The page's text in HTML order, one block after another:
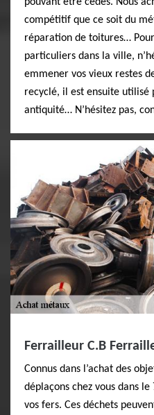
compétitif que ce soit du
réparation de toitures…
particuliers dans la ville,
emmener vos vieux restes
recyclé, il est ensuite utilisé
antiquité… N’hésitez pas,
Ferrailleur C.B
Connus dans l’achat des
déplaçons chez vous dans
vos fers. Ces déchets